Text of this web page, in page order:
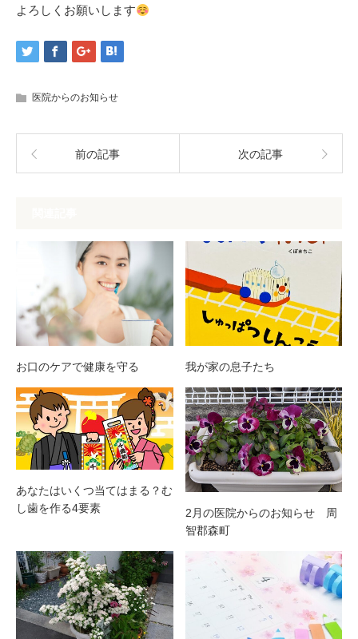
よろしくお願いします
医院からのお知らせ
前の記事 次の記事
お口のケアで健康を守る 我が家の息子たち
あなたはいくつ当てはまる？む
し歯を作る4要素
2月の医院からのお知らせ 周
智郡森町